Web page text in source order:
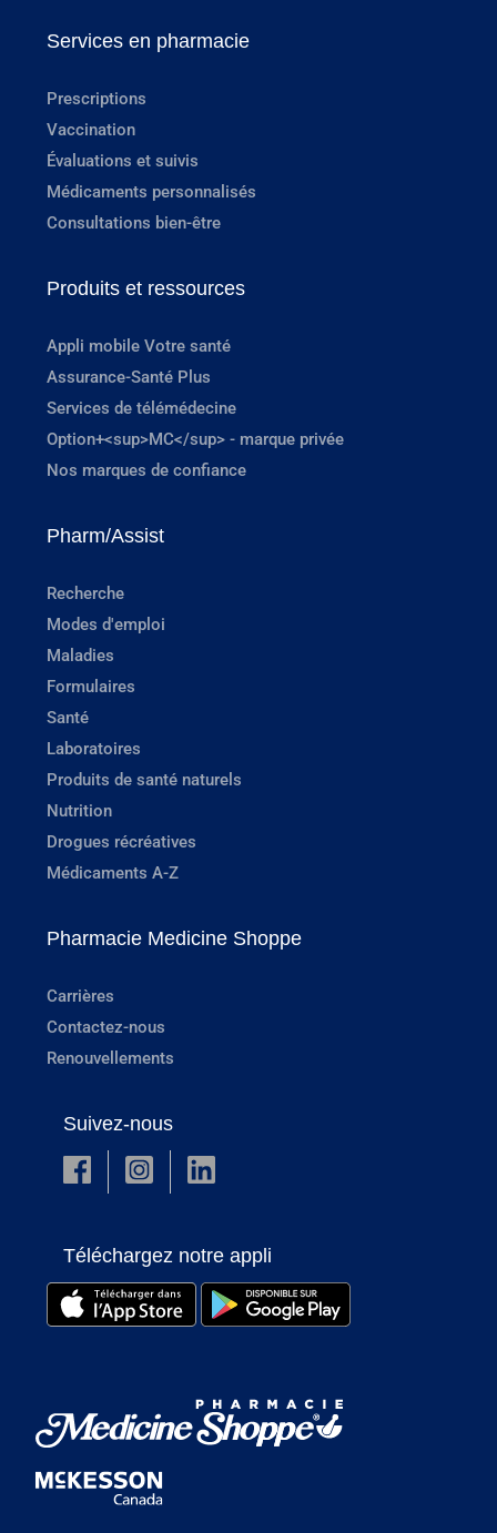
Services en pharmacie
Prescriptions
Vaccination
Évaluations et suivis
Médicaments personnalisés
Consultations bien-être
Produits et ressources
Appli mobile Votre santé
Assurance-Santé Plus
Services de télémédecine
Option+<sup>MC</sup> - marque privée
Nos marques de confiance
Pharm/Assist
Recherche
Modes d'emploi
Maladies
Formulaires
Santé
Laboratoires
Produits de santé naturels
Nutrition
Drogues récréatives
Médicaments A-Z
Pharmacie Medicine Shoppe
Carrières
Contactez-nous
Renouvellements
Suivez-nous
Téléchargez notre appli